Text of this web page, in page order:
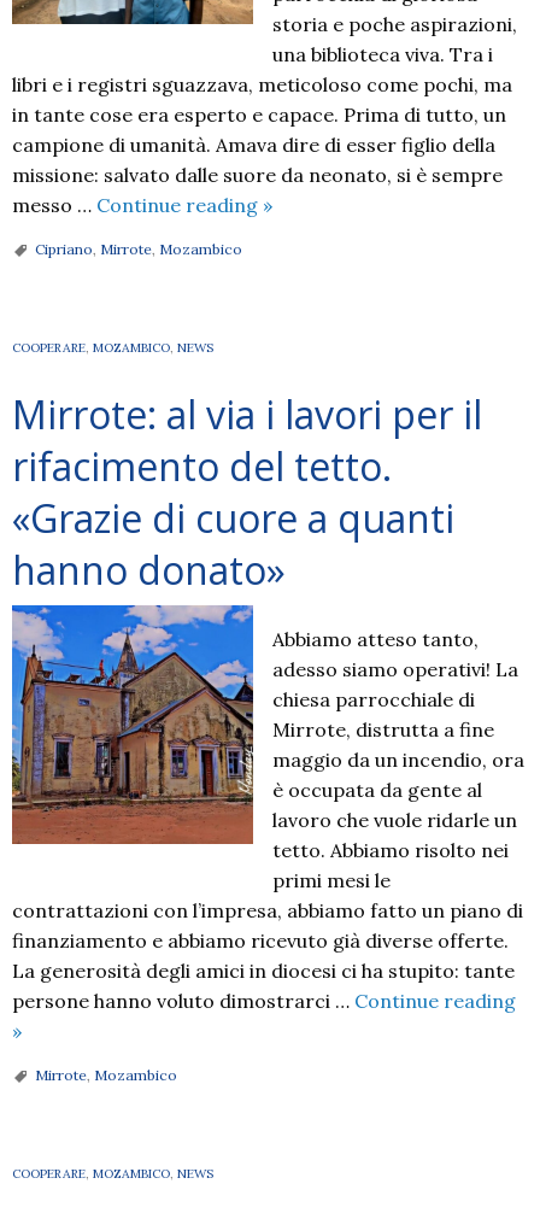
storia e poche aspirazioni,
una biblioteca viva. Tra i
libri e i registri sguazzava, meticoloso come pochi, ma
in tante cose era esperto e capace. Prima di tutto, un
campione di umanità. Amava dire di esser figlio della
missione: salvato dalle suore da neonato, si è sempre
messo … Continue reading I
la
morte
del
“segretario”
Cipriano:
«Ci
tutti
orfani»
»
Cipriano, Mirrote, Mozambico
COOPERARE, MOZAMBICO, NEWS
Mirrote: al via i lavori per il
rifacimento del tetto.
«Grazie di cuore a quanti
hanno donato»
Abbiamo atteso tanto,
adesso siamo operativi! La
chiesa parrocchiale di
Mirrote, distrutta a fine
maggio da un incendio, ora
è occupata da gente al
lavoro che vuole ridarle un
tetto. Abbiamo risolto nei
primi mesi le
contrattazioni con l’impresa, abbiamo fatto un piano di
finanziamento e abbiamo ricevuto già diverse offerte.
La generosità degli amici in diocesi ci ha stupito: tante
persone hanno voluto dimostrarci … Continue reading
Mirrote:
via
per
»
Mirrote, Mozambico
COOPERARE, MOZAMBICO, NEWS